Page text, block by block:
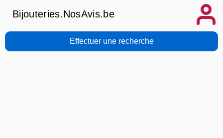
Bijouteries.NosAvis.be
Effectuer une recherche